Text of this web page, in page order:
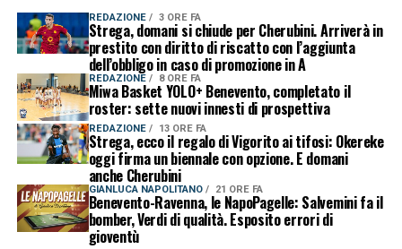
REDAZIONE 3 ORE FA
Strega, domani si chiude per Cherubini. Arriverà in
prestito con diritto di riscatto con l’aggiunta
dell’obbligo in caso di promozione in A
REDAZIONE 8 ORE FA
Miwa Basket YOLO+ Benevento, completato il
roster: sette nuovi innesti di prospettiva
REDAZIONE 13 ORE FA
Strega, ecco il regalo di Vigorito ai tifosi: Okereke
oggi firma un biennale con opzione. E domani
anche Cherubini
GIANLUCA NAPOLITANO 21 ORE FA
Benevento-Ravenna, le NapoPagelle: Salvemini fa il
bomber, Verdi di qualità. Esposito errori di
gioventù